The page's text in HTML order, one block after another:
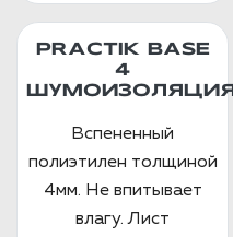
PRACTIK BASE
4
ШУМОИЗОЛЯЦИЯ
Вспененный
полиэтилен толщиной
4мм. Не впитывает
влагу. Лист